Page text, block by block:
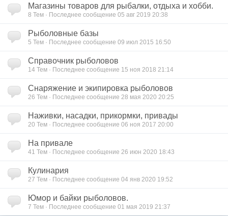
Магазины товаров для рыбалки, отдыха и хобби.
8 Тем · Последнее сообщение 05 авг 2019 20:38
Рыболовные базы
5 Тем · Последнее сообщение 09 июл 2015 16:50
Справочник рыболовов
14 Тем · Последнее сообщение 15 ноя 2018 21:14
Снаряжение и экипировка рыболовов
26 Тем · Последнее сообщение 28 мая 2020 20:25
Наживки, насадки, прикормки, привады
20 Тем · Последнее сообщение 06 ноя 2017 20:00
На привале
41 Тем · Последнее сообщение 26 июн 2020 18:43
Кулинария
27 Тем · Последнее сообщение 04 янв 2020 19:52
Юмор и байки рыболовов.
7 Тем · Последнее сообщение 01 мая 2019 21:37